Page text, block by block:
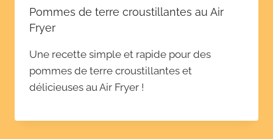
Pommes de terre croustillantes au Air
Fryer
Une recette simple et rapide pour des
pommes de terre croustillantes et
délicieuses au Air Fryer !